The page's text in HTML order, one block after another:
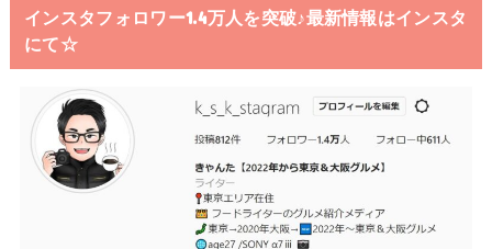
インスタフォロワー1.4万人を突破♪最新情報はインスタ
にて☆